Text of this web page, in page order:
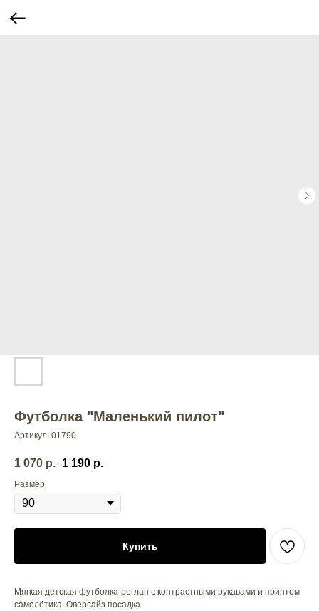
Футболка "Маленький пилот"
Артикул: 01790
1 070 р. 1 190 р.
Размер
Купить
Мягкая детская футболка-реглан с контрастными рукавами и принтом
самолётика. Оверсайз посадка